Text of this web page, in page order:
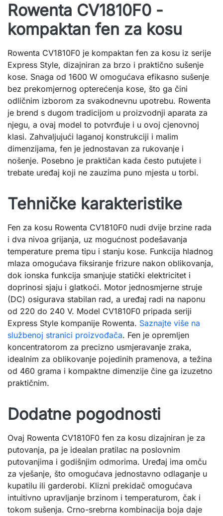
Rowenta CV1810F0 -
kompaktan fen za kosu
Rowenta CV1810F0 je kompaktan fen za kosu iz serije
Express Style, dizajniran za brzo i praktično sušenje
kose. Snaga od 1600 W omogućava efikasno sušenje
bez prekomjernog opterećenja kose, što ga čini
odličnim izborom za svakodnevnu upotrebu. Rowenta
je brend s dugom tradicijom u proizvodnji aparata za
njegu, a ovaj model to potvrđuje i u ovoj cjenovnoj
klasi. Zahvaljujući laganoj konstrukciji i malim
dimenzijama, fen je jednostavan za rukovanje i
nošenje. Posebno je praktičan kada često putujete i
trebate uređaj koji ne zauzima puno mjesta u torbi.
Tehničke karakteristike
Fen za kosu Rowenta CV1810F0 nudi dvije brzine rada
i dva nivoa grijanja, uz mogućnost podešavanja
temperature prema tipu i stanju kose. Funkcija hladnog
mlaza omogućava fiksiranje frizure nakon oblikovanja,
dok ionska funkcija smanjuje statički elektricitet i
doprinosi sjaju i glatkoći. Motor jednosmjerne struje
(DC) osigurava stabilan rad, a uređaj radi na naponu
od 220 do 240 V. Model CV1810F0 pripada seriji
Express Style kompanije Rowenta. Saznajte više na
službenoj stranici proizvođača. Fen je opremljen
koncentratorom za precizno usmjeravanje zraka,
idealnim za oblikovanje pojedinih pramenova, a težina
od 460 grama i kompaktne dimenzije čine ga izuzetno
praktičnim.
Dodatne pogodnosti
Ovaj Rowenta CV1810F0 fen za kosu dizajniran je za
putovanja, pa je idealan pratilac na poslovnim
putovanjima i godišnjim odmorima. Uređaj ima omču
za vješanje, što omogućava jednostavno odlaganje u
kupatilu ili garderobi. Klizni prekidač omogućava
intuitivno upravljanje brzinom i temperaturom, čak i
tokom sušenja. Crno-srebrna kombinacija boja daje